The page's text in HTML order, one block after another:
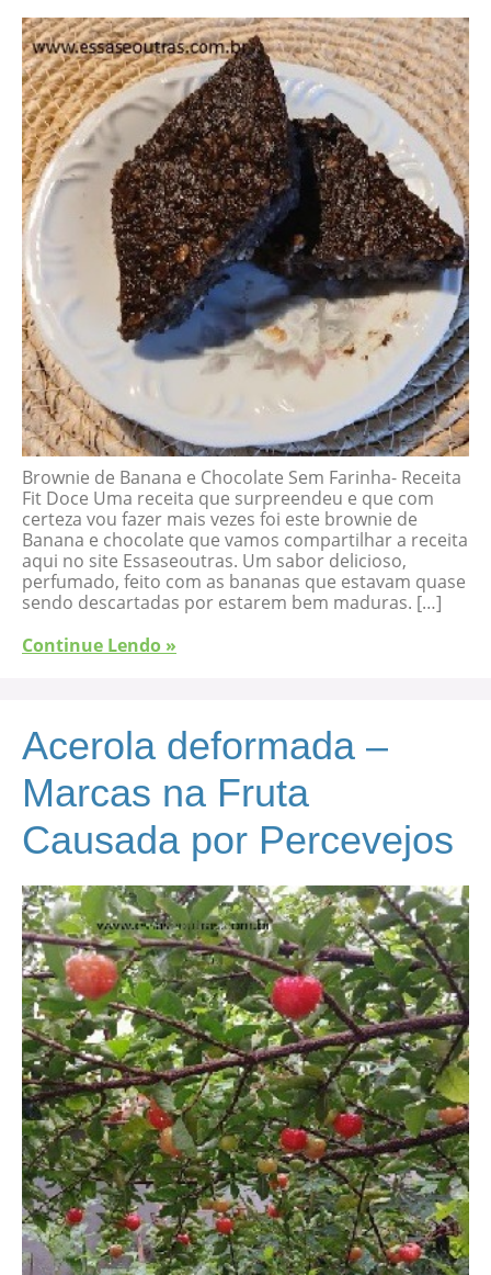
Brownie de Banana e Chocolate Sem Farinha- Receita
Fit Doce Uma receita que surpreendeu e que com
certeza vou fazer mais vezes foi este brownie de
Banana e chocolate que vamos compartilhar a receita
aqui no site Essaseoutras. Um sabor delicioso,
perfumado, feito com as bananas que estavam quase
sendo descartadas por estarem bem maduras. […]
Continue Lendo »
Acerola deformada –
Marcas na Fruta
Causada por Percevejos